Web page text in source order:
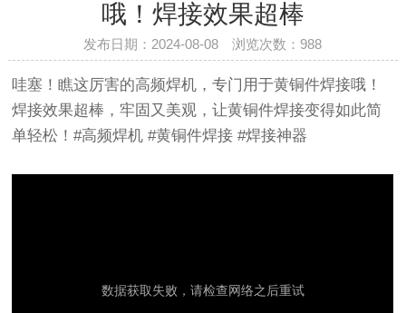
哦！焊接效果超棒
发布日期：2024-08-08 浏览次数： 988
哇塞！瞧这厉害的高频焊机，专门用于黄铜件焊接哦！
焊接效果超棒，牢固又美观，让黄铜件焊接变得如此简
单轻松！#高频焊机 #黄铜件焊接 #焊接神器